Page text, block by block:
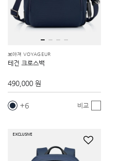
보야져 VOYAGEUR
테건 크로스백
490,000 원
6 비교
EXCLUSIVE